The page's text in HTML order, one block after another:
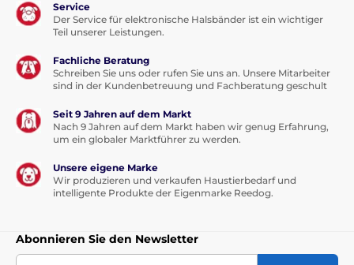
Service
Der Service für elektronische Halsbänder ist ein wichtiger
Teil unserer Leistungen.
Fachliche Beratung
Schreiben Sie uns oder rufen Sie uns an. Unsere Mitarbeiter
sind in der Kundenbetreuung und Fachberatung geschult
Seit 9 Jahren auf dem Markt
Nach 9 Jahren auf dem Markt haben wir genug Erfahrung,
um ein globaler Marktführer zu werden.
Unsere eigene Marke
Wir produzieren und verkaufen Haustierbedarf und
intelligente Produkte der Eigenmarke Reedog.
Abonnieren Sie den Newsletter